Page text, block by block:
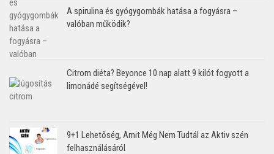
A spirulina és gyógygombák hatása a fogyásra –
valóban működik?
Citrom diéta? Beyonce 10 nap alatt 9 kilót fogyott a
limonádé segítségével!
9+1 Lehetőség, Amit Még Nem Tudtál az Aktiv szén
felhasználásáról